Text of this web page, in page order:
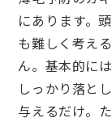
にあります。
も難しく考え
ん。基本的に
しっかり落と
与えるだけ。